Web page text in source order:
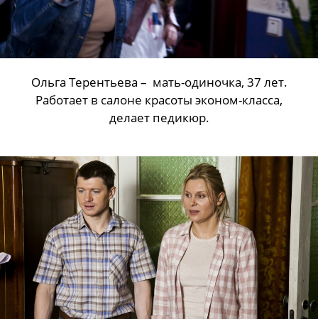
Ольга Терентьева – мать-одиночка, 37 лет.
Работает в салоне красоты эконом-класса,
делает педикюр.